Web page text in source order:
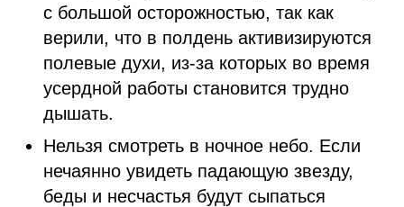
с большой осторожностью, так как
верили, что в полдень активизируются
полевые духи, из-за которых во время
усердной работы становится трудно
дышать.
Нельзя смотреть в ночное небо. Если
нечаянно увидеть падающую звезду,
беды и несчастья будут сыпаться